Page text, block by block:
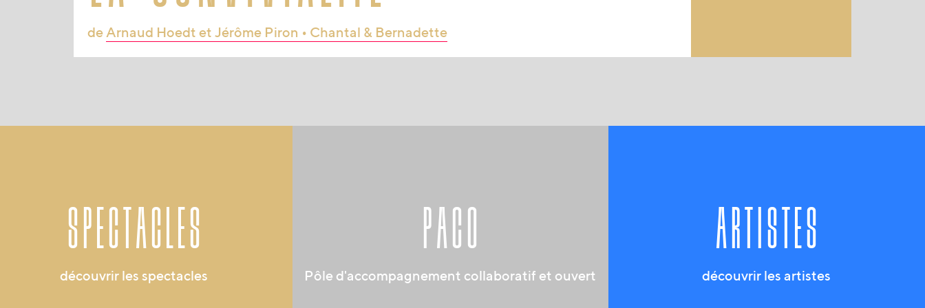
de Arnaud Hoedt et Jérôme Piron • Chantal & Bernadette
spectacles
découvrir les spectacles
paco
Pôle d'accompagnement collaboratif et ouvert
artistes
découvrir les artistes